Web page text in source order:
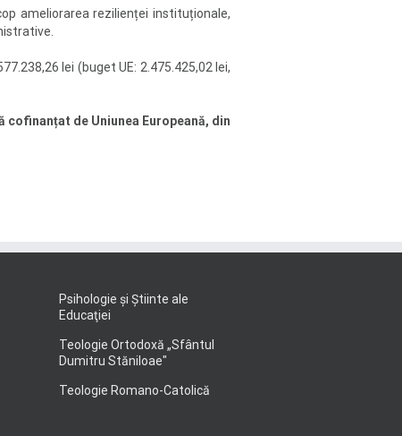
ameliorarea rezilienței instituționale,
lei (buget UE: 2.475.425,02 lei,
de Uniunea Europeană, din
Psihologie şi Ştiinte ale
Educaţiei
Teologie Ortodoxă „Sfântul
Dumitru Stăniloae"
Teologie Romano-Catolică